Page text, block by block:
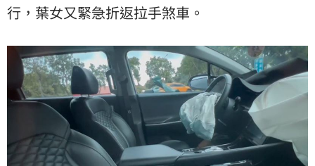
行，葉女又緊急折返拉手煞車。